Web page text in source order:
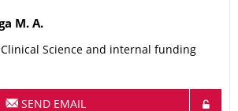
M. A.
Clinical Science and internal funding
SEND EMAIL